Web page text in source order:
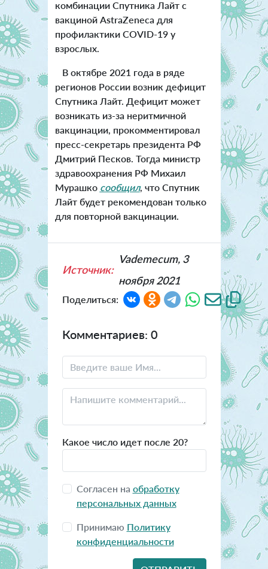
комбинации Спутника Лайт с
вакциной AstraZeneca для
профилактики COVID-19 у
взрослых.
В октябре 2021 года в ряде
регионов России возник дефицит
Спутника Лайт. Дефицит может
возникать из-за неритмичной
вакцинации, прокомментировал
пресс-секретарь президента РФ
Дмитрий Песков. Тогда министр
здравоохранения РФ Михаил
Мурашко сообщил, что Спутник
Лайт будет рекомендован только
для повторной вакцинации.
Источник:
Vademecum, 3
ноября 2021
Поделиться:
Комментариев: 0
Какое число идет после 20?
Согласен на обработку
персональных данных
Принимаю Политику
конфиденциальности